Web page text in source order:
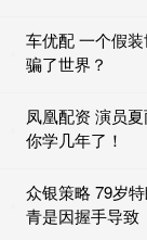
车优配 一个假
骗了世界？
凤凰配资 演员
你学几年了！
众银策略 79岁
青是因握手导致